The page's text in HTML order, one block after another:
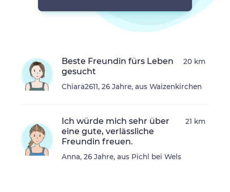
Beste Freundin fürs Leben
gesucht
Chiara2611, 26 Jahre, aus Waizenkirchen
20 km
Ich würde mich sehr über
eine gute, verlässliche
Freundin freuen.
Anna, 26 Jahre, aus Pichl bei Wels
21 km